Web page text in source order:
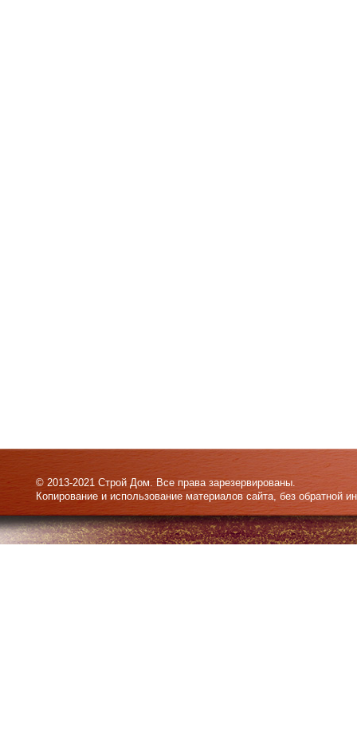
© 2013-2021 Строй Дом. Все права зарезервированы.
Копирование и использование материалов сайта, без обратной